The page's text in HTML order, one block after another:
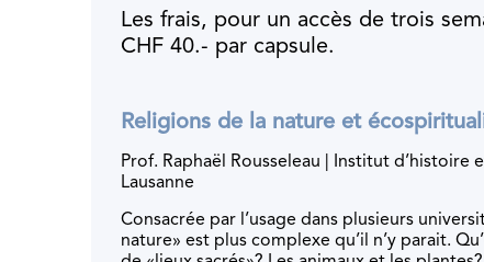
Les frais, pour un accès de trois
CHF 40.- par capsule.
Religions de la nature et
Prof. Raphaël Rousseleau | Institut
Lausanne
Consacrée par l’usage dans plusieurs
nature» est plus complexe qu’il n’y parait.